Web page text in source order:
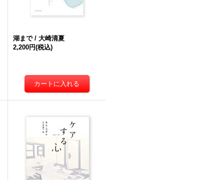
湖まで / 大崎清夏
2,200円(税込)